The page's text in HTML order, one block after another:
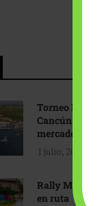
Torneo
Cancún:
mercados
1 julio, 2026
Rally Maya:
en ruta